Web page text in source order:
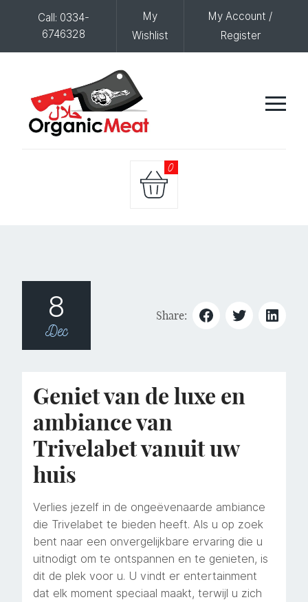
Call: 0334-
6746328
My
Wishlist
My Account /
Register
0
8
Dec
Share:
Geniet van de luxe en
ambiance van
Trivelabet vanuit uw
huis
Verlies jezelf in de ongeëvenaarde ambiance
die Trivelabet te bieden heeft. Als u op zoek
bent naar een onvergelijkbare ervaring die u
uitnodigt om te ontspannen en te genieten, is
dit de plek voor u. U vindt er entertainment
dat elk moment speciaal maakt, terwijl u zich